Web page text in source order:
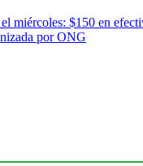
miércoles: $150 en
por ONG